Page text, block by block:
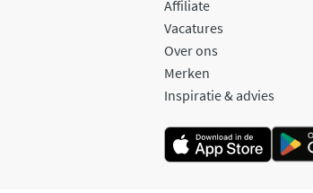
Affiliate
Vacatures
Over ons
Merken
Inspiratie & advies